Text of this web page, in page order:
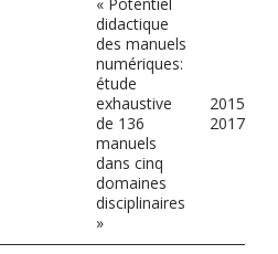
didactique
des manuels
numériques:
étude
exhaustive
de 136
manuels
dans cinq
domaines
disciplinaires
»
2015-
2017